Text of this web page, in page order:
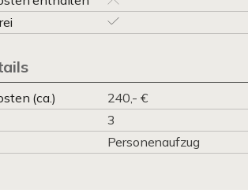
(ca.) 240,- €
3
Personenaufzug